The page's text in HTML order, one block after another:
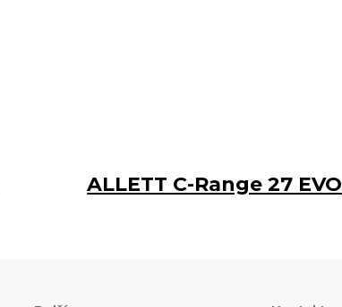
ALLETT C-Range 27 EVO